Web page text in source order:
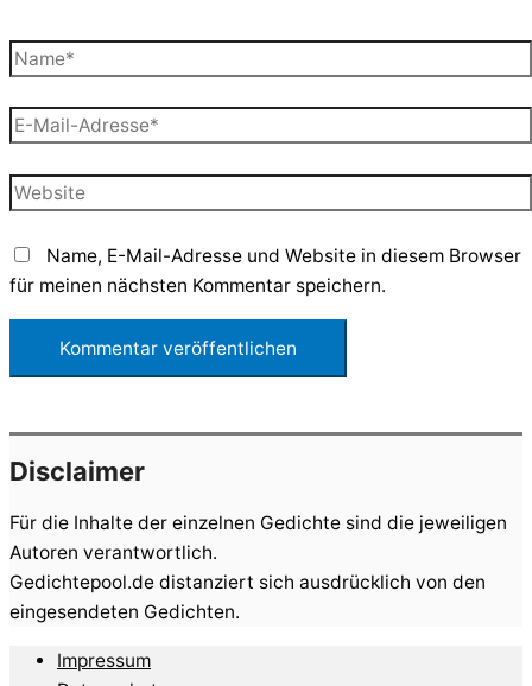
Name*
E-
Mail-
Adresse*
Website
Name, E-Mail-Adresse und Website in diesem Browser
für meinen nächsten Kommentar speichern.
Disclaimer
Für die Inhalte der einzelnen Gedichte sind die jeweiligen
Autoren verantwortlich.
Gedichtepool.de distanziert sich ausdrücklich von den
eingesendeten Gedichten.
Impressum